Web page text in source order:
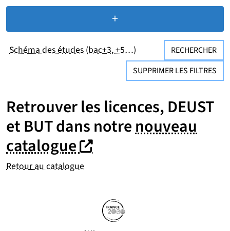
+de critères de
Schéma des études (bac+3, +5…)
RECHERCHER
SUPPRIMER LES FILTRES
Retrouver les licences, DEUST
et BUT dans notrenouveau
catalogue(nouvelle fenêtre)
(nouvelle fenêtre)
Retour au catalogue
(nouvelle fenêtre)